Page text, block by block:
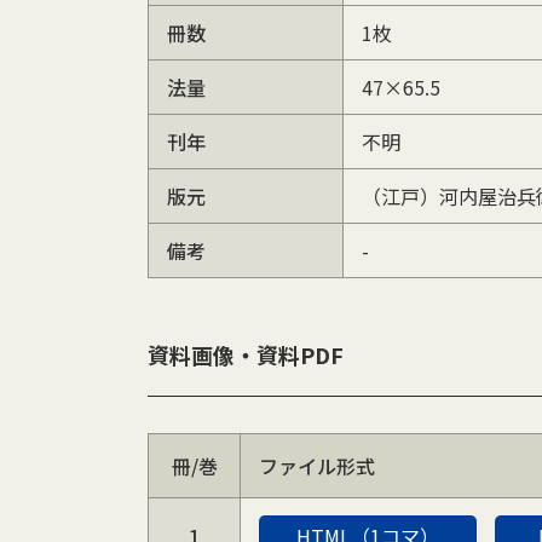
冊数
1枚
法量
47×65.5
刊年
不明
版元
（江戸）河内屋治
備考
-
資料画像・資料PDF
冊/巻 ファイル形式
1 HTML（1コマ）